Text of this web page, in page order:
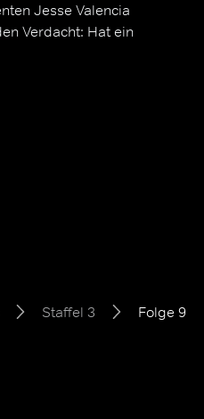
Jesse Valencia
Verdacht: Hat ein
Staffel 3 Folge 9